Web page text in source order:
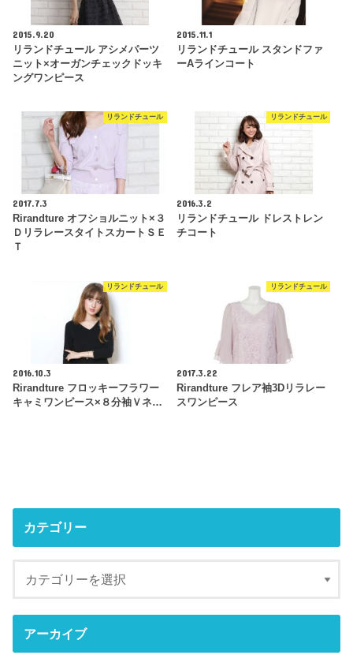
2015.9.20
リランドチュール アシメパーツ
ニット×オーガンチェックドッキ
ングワンピース
2015.11.1
リランドチュール スタンドファ
ーAラインコート
リランドチュール
2017.7.3
Rirandture オフショルニット×３
ＤリラレースタイトスカートＳＥ
Ｔ
リランドチュール
2016.3.2
リランドチュール ドレストレン
チコート
リランドチュール
2016.10.3
Rirandture フロッキーフラワー
キャミワンピース×８分袖Ｖネ…
リランドチュール
2017.3.22
Rirandture フレア袖3Dリラレー
スワンピース
カテゴリー
アーカイブ